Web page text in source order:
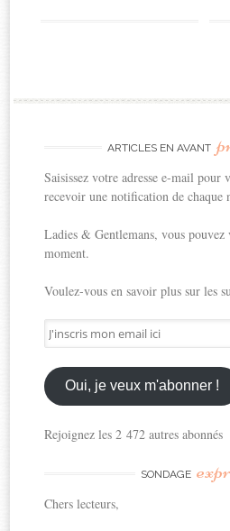
ARTICLES EN AVANT
Saisissez votre adresse e-mail pour
recevoir une notification de chaque
Ladies & Gentlemans, vous pouvez
moment.
Voulez-vous en savoir plus sur les
J'inscris
mon
email
ici
Oui, je veux m'abonner !
Rejoignez les 2 472 autres abonnés
SONDAGE
Chers lecteurs,